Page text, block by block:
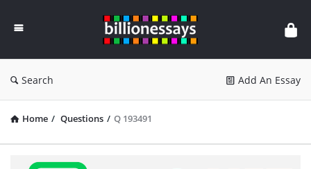
Essays
Search Add An Essay
Home / Questions / Q 193491